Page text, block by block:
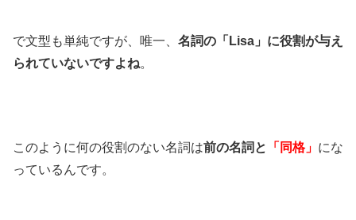
で文型も単純ですが、唯一、 名詞の「Lisa」に役割が与え
られていないですよね。
このように何の役割のない名詞は前の名詞と 「同格」 にな
っているんです。